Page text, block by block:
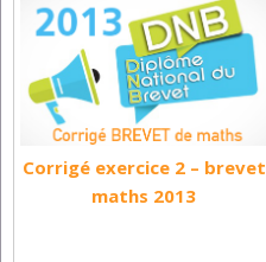
Corrigé exercice 2 – brevet
maths 2013